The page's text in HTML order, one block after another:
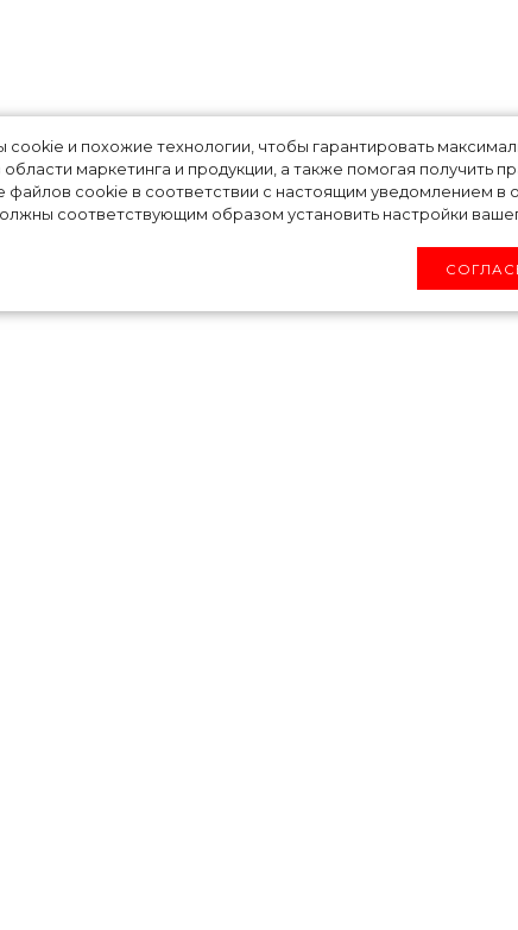
cookie и похожие технологии, чтобы гарантировать
маркетинга и продукции, а также помогая
файлов cookie в соответствии с настоящим уведомлением
соответствующим образом установить настройки
Паулина
возлюбленную